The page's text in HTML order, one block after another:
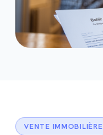
VENTE IMMOBILIÈRE